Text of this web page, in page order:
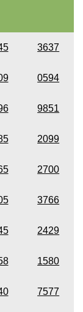
3637
0594
9851
2099
2700
3766
2429
1580
7577